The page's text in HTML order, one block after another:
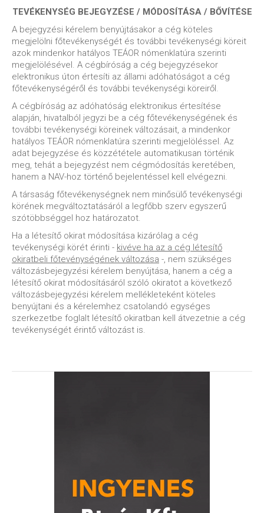
TEVÉKENYSÉG BEJEGYZÉSE / MÓDOSÍTÁSA / BŐVÍTÉSE
A bejegyzési kérelem benyújtásakor a cég köteles
megjelölni főtevékenységét és további tevékenységi köreit
azok mindenkor hatályos TEÁOR nómenklatúra szerinti
megjelölésével. A cégbíróság a cég bejegyzésekor
elektronikus úton értesíti az állami adóhatóságot a cég
főtevékenységéről és további tevékenységi köreiről.
A cégbíróság az adóhatóság elektronikus értesítése
alapján, hivatalból jegyzi be a cég főtevékenységének és
további tevékenységi köreinek változásait, a mindenkor
hatályos TEÁOR nómenklatúra szerinti megjelöléssel. Az
adat bejegyzése és közzététele automatikusan történik
meg, tehát a bejegyzést nem cégmódosítás keretében,
hanem a NAV-hoz történő bejelentéssel kell elvégezni.
A társaság főtevékenységnek nem minősülő tevékenységi
körének megváltoztatásáról a legfőbb szerv egyszerű
szótöbbséggel hoz határozatot.
Ha a létesítő okirat módosítása kizárólag a cég
tevékenységi körét érinti - kivéve ha az a cég létesítő
okiratbeli főtevénységének változása -, nem szükséges
változásbejegyzési kérelem benyújtása, hanem a cég a
létesítő okirat módosításáról szóló okiratot a következő
változásbejegyzési kérelem mellékleteként köteles
benyújtani és a kérelemhez csatolandó egységes
szerkezetbe foglalt létesítő okiratban kell átvezetnie a cég
tevékenységét érintő változást is.